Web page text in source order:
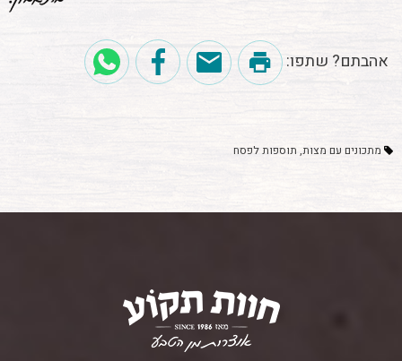
אהבתם? שתפו:
מתכונים עם מצות תוספות לפסח